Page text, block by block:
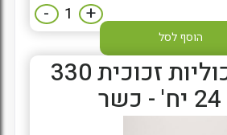
+
-
הוסף לסל
מיץ אשכוליות זכוכית 330